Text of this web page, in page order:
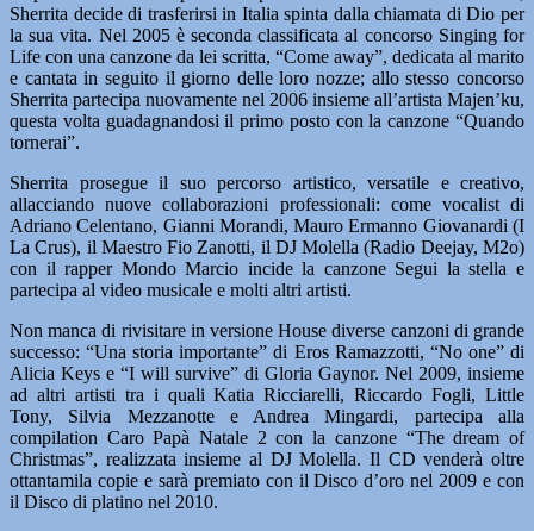
Sherrita decide di trasferirsi in Italia spinta dalla chiamata di Dio per
la sua vita. Nel 2005 è seconda classificata al concorso Singing for
Life con una canzone da lei scritta, “Come away”, dedicata al marito
e cantata in seguito il giorno delle loro nozze; allo stesso concorso
Sherrita partecipa nuovamente nel 2006 insieme all’artista Majen’ku,
questa volta guadagnandosi il primo posto con la canzone “Quando
tornerai”.
Sherrita prosegue il suo percorso artistico, versatile e creativo,
allacciando nuove collaborazioni professionali: come vocalist di
Adriano Celentano, Gianni Morandi, Mauro Ermanno Giovanardi (I
La Crus), il Maestro Fio Zanotti, il DJ Molella (Radio Deejay, M2o)
con il rapper Mondo Marcio incide la canzone Segui la stella e
partecipa al video musicale e molti altri artisti.
Non manca di rivisitare in versione House diverse canzoni di grande
successo: “Una storia importante” di Eros Ramazzotti, “No one” di
Alicia Keys e “I will survive” di Gloria Gaynor. Nel 2009, insieme
ad altri artisti tra i quali Katia Ricciarelli, Riccardo Fogli, Little
Tony, Silvia Mezzanotte e Andrea Mingardi, partecipa alla
compilation Caro Papà Natale 2 con la canzone “The dream of
Christmas”, realizzata insieme al DJ Molella. Il CD venderà oltre
ottantamila copie e sarà premiato con il Disco d’oro nel 2009 e con
il Disco di platino nel 2010.